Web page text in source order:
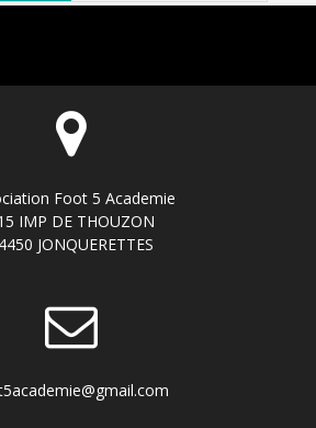
Foot 5 Academie
IMP DE THOUZON
JONQUERETTES